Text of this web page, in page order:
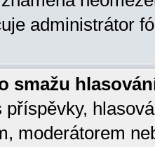
administrátor
smažu
příspěvky,
moderátorem